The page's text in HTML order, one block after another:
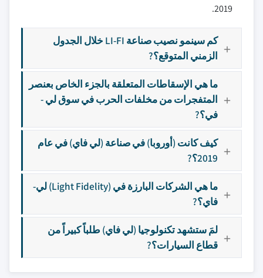
2019.
كم سينمو نصيب صناعة LI-FI خلال الجدول
الزمني المتوقع؟?
ما هي الإسقاطات المتعلقة بالجزء الخاص بعنصر
المتفجرات من مخلفات الحرب في سوق لي -
في؟?
كيف كانت (أوروبا) في صناعة (لي فاي) في عام
2019؟?
ما هي الشركات البارزة في (Light Fidelity) لي-
فاي؟?
لمَ ستشهد تكنولوجيا (لي فاي) طلباً كبيراً من
قطاع السيارات؟?